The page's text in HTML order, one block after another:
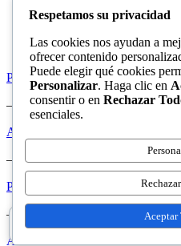
Política de privacidad
–
Aviso legal
–
Política de cookies
–
Accesibilidad
Respetamos su privacidad
Las cookies nos ayudan a
ofrecer contenido
Puede elegir qué cookies
Personalizar. Haga clic en
consentir o en Rechazar
esenciales.
Aceptar